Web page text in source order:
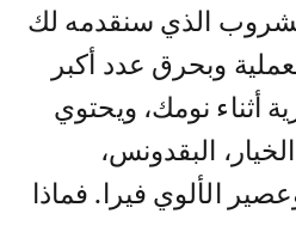
الذي سنقدمه لك
وبحرق عدد أكبر
أثناء نومك، ويحتوي
البقدونس،
الألوي فيرا. فماذا